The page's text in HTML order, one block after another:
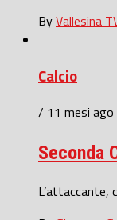
ByVallesina
Calcio
/ 11 mesi ago
Seconda
L’attaccante,